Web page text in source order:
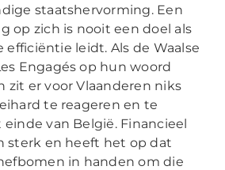
staatshervorming. Een
op zich is nooit een doel als
leidt. Als de Waalse
Engagés op hun woord
zit er voor Vlaanderen niks
te reageren en te
van België. Financieel
sterk en heeft het op dat
in handen om die